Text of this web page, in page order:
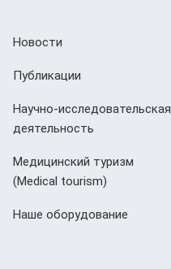
Новости
Публикации
Научно-исследовательская
деятельность
Медицинский туризм
(Мedical tourism)
Наше оборудование